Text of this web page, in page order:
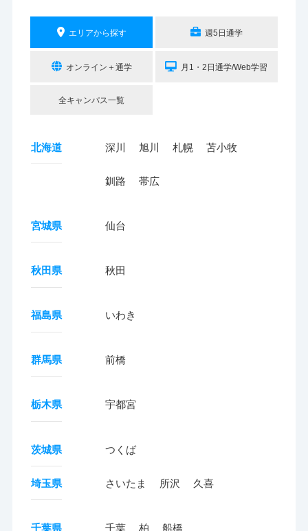
エリアから探す 週5日通学
オンライン＋通学 月1・2日通学/Web学習
全キャンパス一覧
北海道 深川 旭川 札幌 苫小牧
釧路 帯広
宮城県 仙台
秋田県 秋田
福島県 いわき
群馬県 前橋
栃木県 宇都宮
茨城県 つくば
埼玉県 さいたま 所沢 久喜
千葉県 千葉 柏 船橋